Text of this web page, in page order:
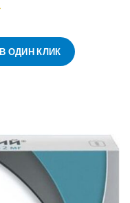
ОДИН КЛИК